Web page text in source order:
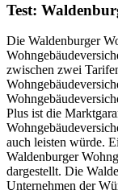
Test:
Die Waldenburger
zwischen zwei
Plus ist die
auch leisten würde.
Waldenburger
dargestellt. Die
Unternehmen der